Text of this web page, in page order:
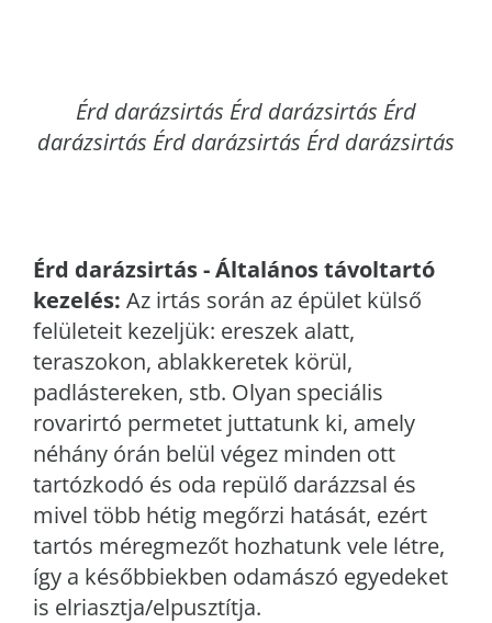
Érd darázsirtás Érd darázsirtás Érd
darázsirtás Érd darázsirtás Érd darázsirtás
Érd darázsirtás - Általános távoltartó
kezelés: Az irtás során az épület külső
felületeit kezeljük: ereszek alatt,
teraszokon, ablakkeretek körül,
padlástereken, stb. Olyan speciális
rovarirtó permetet juttatunk ki, amely
néhány órán belül végez minden ott
tartózkodó és oda repülő darázzsal és
mivel több hétig megőrzi hatását, ezért
tartós méregmezőt hozhatunk vele létre,
így a későbbiekben odamászó egyedeket
is elriasztja/elpusztítja.